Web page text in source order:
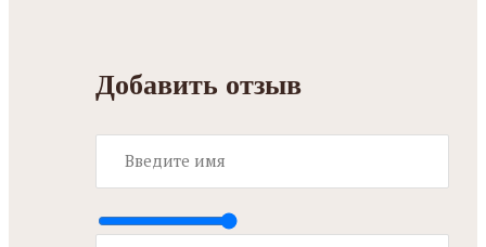
Добавить отзыв